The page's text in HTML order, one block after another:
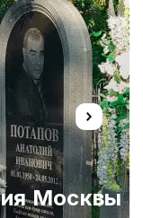
Москвы